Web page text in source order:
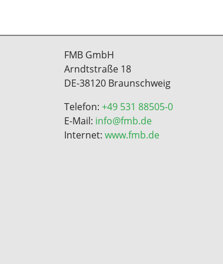
FMB GmbH
Arndtstraße 18
DE-38120 Braunschweig
Telefon: +49 531 88505-0
E-Mail: info@fmb.de
Internet: www.fmb.de